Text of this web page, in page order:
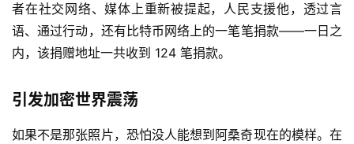
者在社交网络、媒体上重新被提起，人民支援他，透过言
语、通过行动，还有比特币网络上的一笔笔捐款——一日之
内，该捐赠地址一共收到 124 笔捐款。
引发加密世界震荡
如果不是那张照片，恐怕没人能想到阿桑奇现在的模样。在